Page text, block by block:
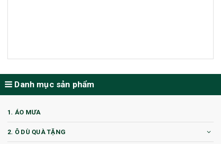
Danh mục sản phẩm
1. ÁO MƯA
2. Ô DÙ QUÀ TẶNG